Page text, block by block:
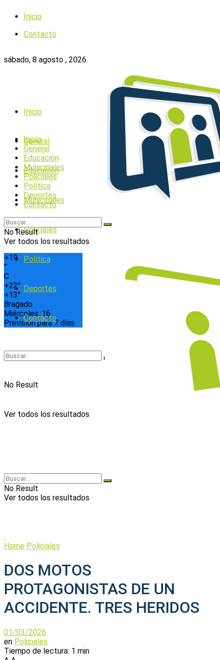
Inicio
Contacto
sábado, 8 agosto , 2026
+19
°
C
+22°
+13°
Bragado
Miércoles, 16
Previsión para 7 días
Inicio
General
Educación
Municipales
Policiales
Política
Deportes
Contacto
No Result
Ver todos los resultados
Inicio
General
Educación
Municipales
Policiales
Política
Deportes
Contacto
No Result
Ver todos los resultados
No Result
Ver todos los resultados
Home Policiales
DOS MOTOS
PROTAGONISTAS DE UN
ACCIDENTE. TRES HERIDOS
01/03/2026
en Policiales
Tiempo de lectura: 1 min